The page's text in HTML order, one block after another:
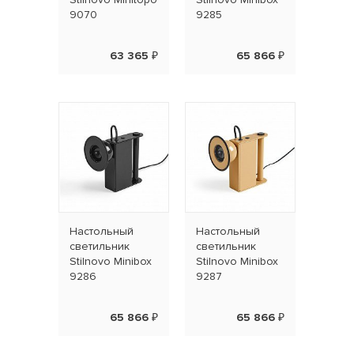
9070
63 365 ₽
9285
65 866 ₽
Наcтольный
светильник
Stilnovo Minibox
9286
65 866 ₽
Наcтольный
светильник
Stilnovo Minibox
9287
65 866 ₽